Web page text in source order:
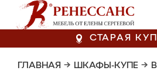
СТАРАЯ
ГЛАВНАЯ → ШКАФЫ-КУПЕ →